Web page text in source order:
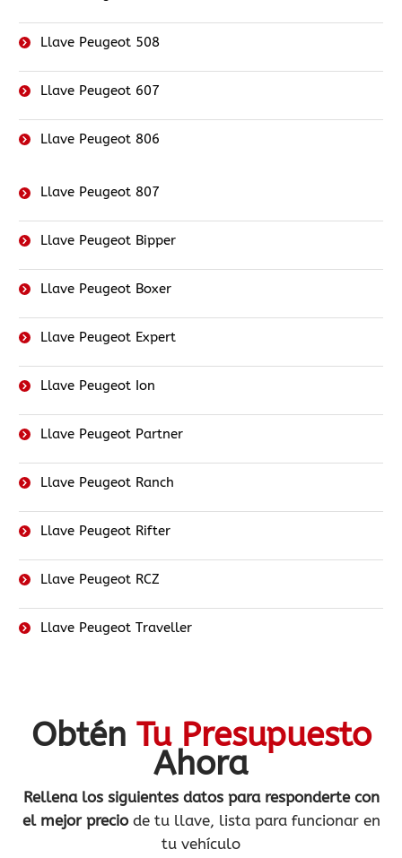
Llave Peugeot 508
Llave Peugeot 607
Llave Peugeot 806
Llave Peugeot 807
Llave Peugeot Bipper
Llave Peugeot Boxer
Llave Peugeot Expert
Llave Peugeot Ion
Llave Peugeot Partner
Llave Peugeot Ranch
Llave Peugeot Rifter
Llave Peugeot RCZ
Llave Peugeot Traveller
Obtén Tu Presupuesto
Ahora
Rellena los siguientes datos para responderte con
el mejor preciode tu llave, lista para funcionar en
tu vehículo